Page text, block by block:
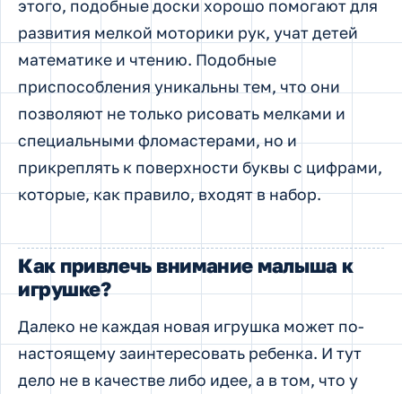
этого, подобные доски хорошо помогают для
развития мелкой моторики рук, учат детей
математике и чтению. Подобные
приспособления уникальны тем, что они
позволяют не только рисовать мелками и
специальными фломастерами, но и
прикреплять к поверхности буквы с цифрами,
которые, как правило, входят в набор.
Как привлечь внимание малыша к
игрушке?
Далеко не каждая новая игрушка может по-
настоящему заинтересовать ребенка. И тут
дело не в качестве либо идее, а в том, что у